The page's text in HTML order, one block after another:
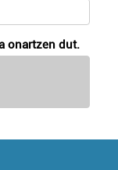
onartzen dut.